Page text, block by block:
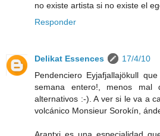
no existe artista si no existe el
Responder
Delikat Essences
17/4/10
Pendenciero Eyjafjallajökull
semana entero!, menos mal
alternativos :-). A ver si le va a
volcánico Monsieur Sorokín,